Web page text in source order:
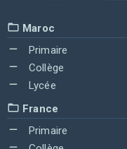
Maroc
Primaire
Collège
Lycée
France
Primaire